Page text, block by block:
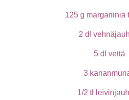
125 g margariinia
2 dl
5 dl vettä
3
1/2 tl